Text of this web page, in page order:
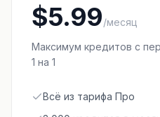
$5.99/месяц
Максимум кредитов с
1 на 1
Всё из тарифа Про